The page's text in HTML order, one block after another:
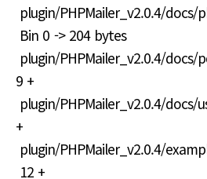
plugin/PHPMailer_v2.0.4/
Bin 0 -> 204 bytes
plugin/PHPMailer_v2.0.4/
9 +
plugin/PHPMailer_v2.0.4/
+
plugin/PHPMailer_v2.0.4/
12 +